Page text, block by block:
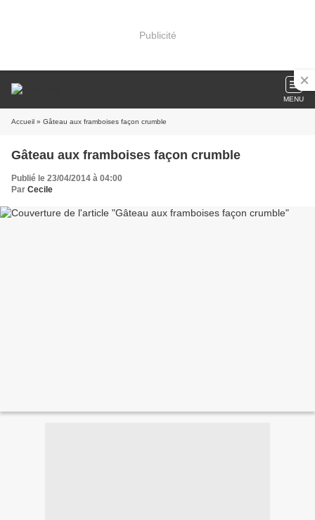
Publicité
MENU
Accueil » Gâteau aux framboises façon crumble
Gâteau aux framboises façon crumble
Publié le 23/04/2014 à 04:00
Par Cecile